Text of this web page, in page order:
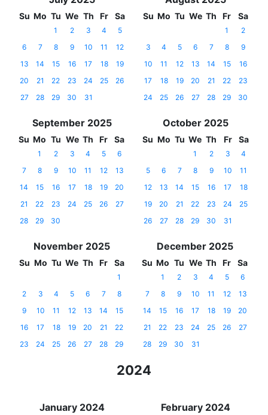
Su Mo Tu We Th Fr Sa
1 2 3 4
5
6
7 8 9 10 11
12
13
14 15 16 17 18
19
20
21 22 23 24 25
26
27
28 29 30 31
Su Mo Tu We Th Fr Sa
1
2
3
4 5 6 7 8
9
10
11 12 13 14 15
16
17
18 19 20 21 22
23
24
25 26 27 28 29 30
September 2025
Su Mo Tu We Th Fr Sa
1 2 3 4 5
6
7
8 9 10 11 12
13
14
15 16 17 18 19
20
21
22 23 24 25 26
27
28
29 30
October 2025
Su Mo Tu We Th Fr Sa
1 2 3
4
5
6 7 8 9 10
11
12
13 14 15 16 17
18
19
20 21 22 23 24
25
26
27 28 29 30 31
November 2025
Su Mo Tu We Th Fr Sa
1
2
3 4 5 6 7
8
9
10 11 12 13 14
15
16
17 18 19 20 21
22
23
24 25 26 27 28 29
December 2025
Su Mo Tu We Th Fr Sa
1 2 3 4 5
6
7
8 9 10 11 12
13
14
15 16 17 18 19
20
21
22 23 24 25 26
27
28
29 30 31
2024
January 2024 February 2024